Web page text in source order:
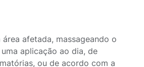
afetada, massageando o
aplicação ao dia, de
ou de acordo com a